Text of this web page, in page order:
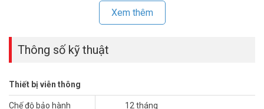
Xem thêm
Thông số kỹ thuật
Thiết bị viễn thông
Chế độ bảo hành 12 tháng